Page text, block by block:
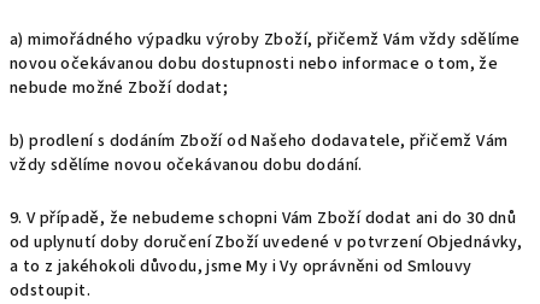
a) mimořádného výpadku výroby Zboží, přičemž Vám vždy sdělíme
novou očekávanou dobu dostupnosti nebo informace o tom, že
nebude možné Zboží dodat;
b) prodlení s dodáním Zboží od Našeho dodavatele, přičemž Vám
vždy sdělíme novou očekávanou dobu dodání.
9. V případě, že nebudeme schopni Vám Zboží dodat ani do 30 dnů
od uplynutí doby doručení Zboží uvedené v potvrzení Objednávky,
a to z jakéhokoli důvodu, jsme My i Vy oprávněni od Smlouvy
odstoupit.